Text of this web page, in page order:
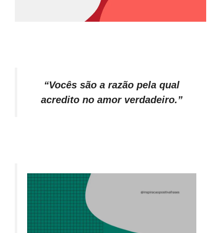
“Vocês são a razão pela qual
acredito no amor verdadeiro.”